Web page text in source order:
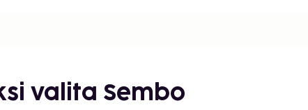
- 3,8 km / 2,4 mi
- 3,8 km / 2,4 mi
valita Sembo